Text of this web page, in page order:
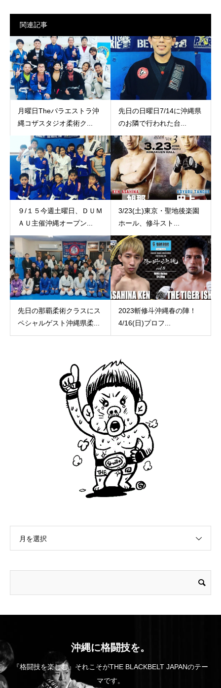
関連記事
月曜日Theパラエストラ沖
縄コザスタジオ柔術ク...
先日の日曜日7/14に沖縄県
のお隣で行われた台...
９/１５今週土曜日、ＤＵＭ
ＡＵ主催沖縄オープン...
3/23(土)東京・聖地後楽園
ホール、修斗スト...
先日の那覇柔術クラスにス
ペシャルゲスト沖縄県柔...
2023斬修斗沖縄春の陣！
4/16(日)プロフ...
月を選択
沖縄に格闘技を。
『格闘技を楽しむ』それこそがTHE BLACKBELT JAPANのテー
マです。